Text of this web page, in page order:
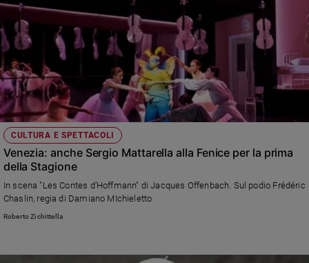
CULTURA E SPETTACOLI
Venezia: anche Sergio Mattarella alla Fenice per la prima
della Stagione
In scena "Les Contes d’Hoffmann" di Jacques Offenbach. Sul podio Frédéric
Chaslin, regia di Damiano MIchieletto
Roberto Zichittella